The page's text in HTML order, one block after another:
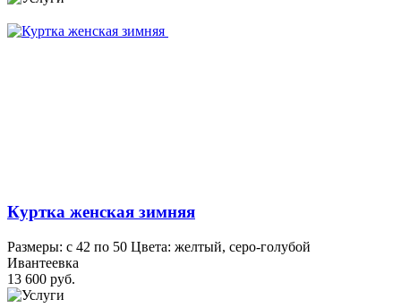
Куртка женская зимняя
Размеры: с 42 по 50 Цвета: желтый, серо-голубой
Ивантеевка
13 600 руб.